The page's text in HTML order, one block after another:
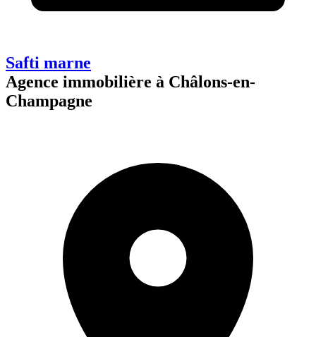
Safti marne
Agence immobilière à Châlons-en-
Champagne